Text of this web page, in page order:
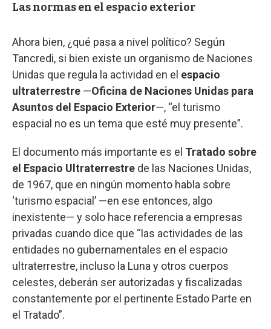
Las normas en el espacio exterior
Ahora bien, ¿qué pasa a nivel político? Según
Tancredi, si bien existe un organismo de Naciones
Unidas que regula la actividad en el espacio
ultraterrestre —Oficina de Naciones Unidas para
Asuntos del Espacio Exterior—, “el turismo
espacial no es un tema que esté muy presente”.
El documento más importante es el Tratado sobre
el Espacio Ultraterrestre de las Naciones Unidas,
de 1967, que en ningún momento habla sobre
‘turismo espacial’ —en ese entonces, algo
inexistente— y solo hace referencia a empresas
privadas cuando dice que “las actividades de las
entidades no gubernamentales en el espacio
ultraterrestre, incluso la Luna y otros cuerpos
celestes, deberán ser autorizadas y fiscalizadas
constantemente por el pertinente Estado Parte en
el Tratado”.